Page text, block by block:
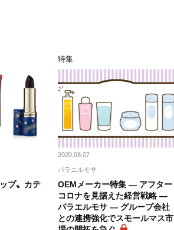
プ〟カテ
特集
2020.08.07
パラエルモサ
OEMメーカー特集 ― アフター
コロナを見据えた経営戦略 ―
パラエルモサ ― グループ会社
との連携強化でスモールマス市